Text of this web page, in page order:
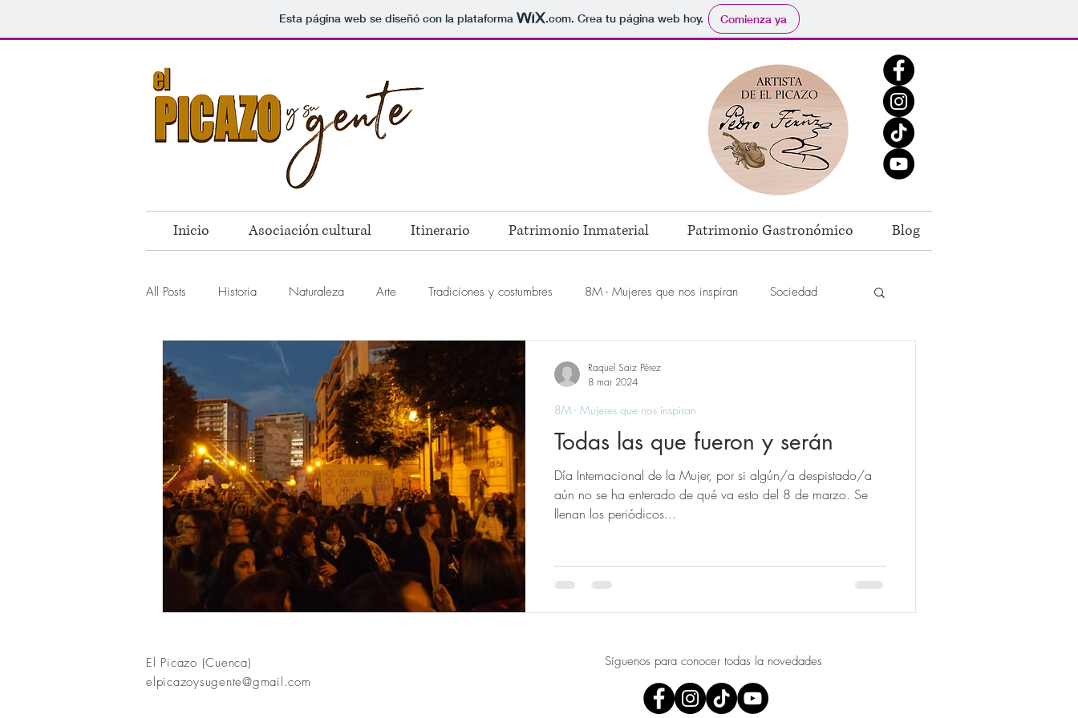
Esta página web se diseñó con la plataforma .com. Crea tu página web hoy. Comienza ya
Inicio Asociación cultural Itinerario Patrimonio Inmaterial Patrimonio Gastronómico Blog
All Posts Historia Naturaleza Arte Tradiciones y costumbres 8M - Mujeres que nos inspiran Sociedad
I Concurso Relato Corto Literatura II Concurso Relato Corto
Todas las que fueron y serán
Día Internacional de la Mujer, por si algún/a despistado/a
aún no se ha enterado de qué va esto del 8 de marzo. Se
llenan los periódicos...
8M - Mujeres que nos inspiran
Raquel Saiz Pérez
8 mar 2024
El Picazo (Cuenca)
elpicazoysugente@gmail.com
Síguenos para conocer todas la novedades